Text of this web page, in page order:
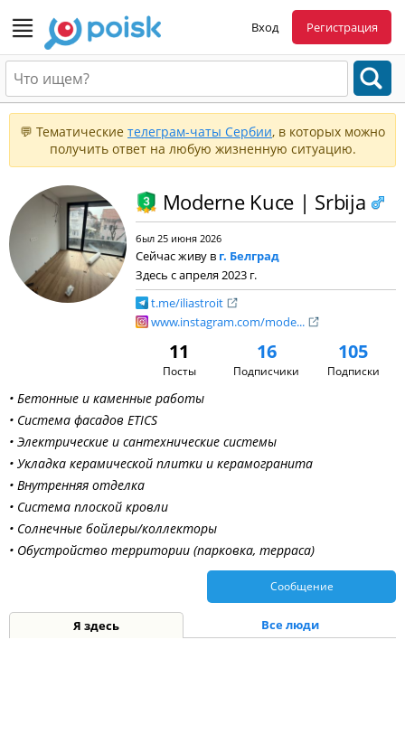
Вход Регистрация
💬 Тематические телеграм-чаты Сербии, в которых можно
получить ответ на любую жизненную ситуацию.
Moderne Kuce | Srbija
был 25 июня 2026
Сейчас живу в г. Белград
Здесь с апреля 2023 г.
t.me/iliastroit
www.instagram.com/mode...
11
Посты
16
Подписчики
105
Подписки
• Бетонные и каменные работы
• Система фасадов ETICS
• Электрические и сантехнические системы
• Укладка керамической плитки и керамогранита
• Внутренняя отделка
• Система плоской кровли
• Солнечные бойлеры/коллекторы
• Обустройство территории (парковка, терраса)
Сообщение
Я здесь Все люди